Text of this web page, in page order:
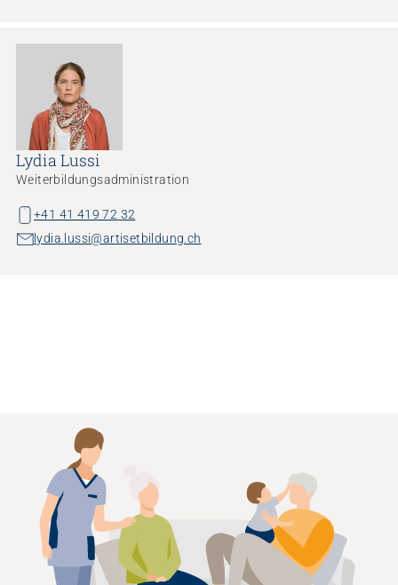
Lydia Lussi
Weiterbildungsadministration
+41 41 419 72 32
lydia.lussi@artisetbildung.ch